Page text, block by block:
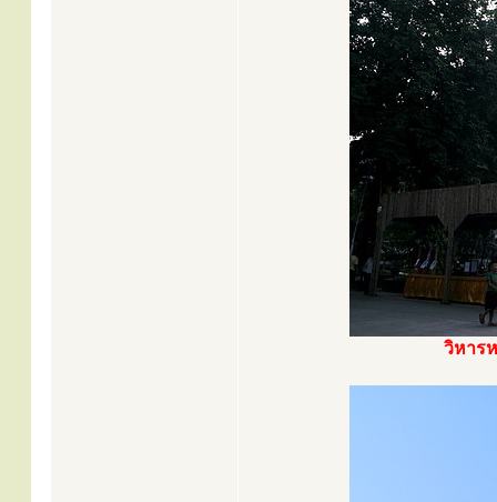
วิหาร